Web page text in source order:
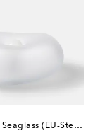
Tischleuchte Seaglass (EU-Stecker)